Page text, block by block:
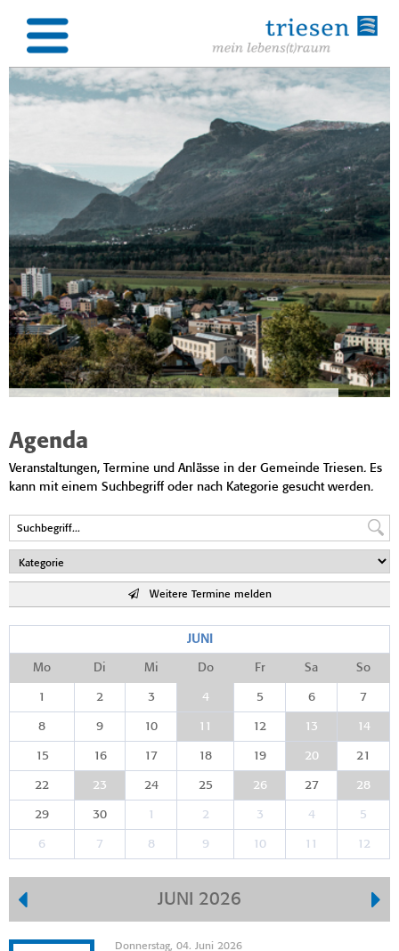
Agenda
Veranstaltungen, Termine und Anlässe in der Gemeinde Triesen. Es
kann mit einem Suchbegriff oder nach Kategorie gesucht werden.
Weitere Termine melden
JUNI
Mo Di Mi Do Fr Sa So
1 2 3 4 5 6 7
8 9 10 11 12 13 14
15 16 17 18 19 20 21
22 23 24 25 26 27 28
29 30 1 2 3 4 5
6 7 8 9 10 11 12
JUNI 2026
Donnerstag, 04. Juni 2026